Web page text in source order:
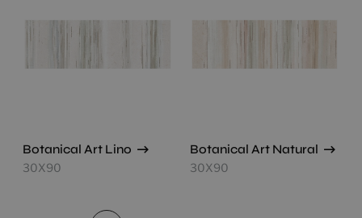
Botanical Art Lino
30X90
Botanical Art Natural
30X90